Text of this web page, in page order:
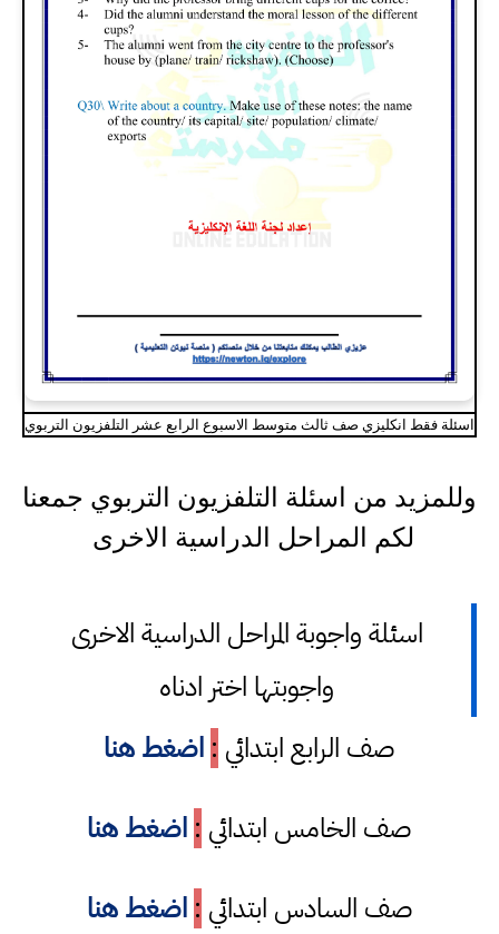
اسئلة فقط انكليزي صف ثالث متوسط الاسبوع الرابع عشر التلفزيون التربوي
وللمزيد من اسئلة التلفزيون التربوي جمعنا
لكم المراحل الدراسية الاخرى
اسئلة واجوبة المراحل الدراسية الاخرى
واجوبتها اختر ادناه
صف الرابع ابتدائي : اضغط هنا
صف الخامس ابتدائي : اضغط هنا
صف السادس ابتدائي : اضغط هنا